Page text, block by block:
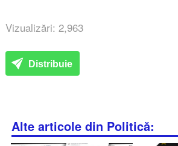
Vizualizări: 2,963
Distribuie
Alte articole din Politică: